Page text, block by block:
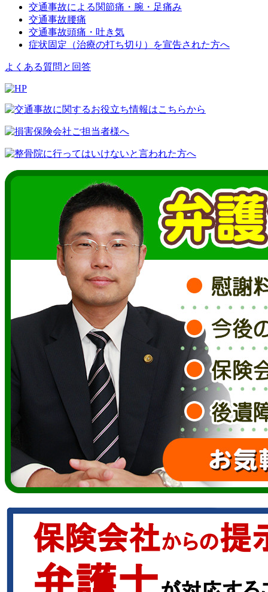
交通事故による関節痛・腕・足痛み
交通事故腰痛
交通事故頭痛・吐き気
症状固定（治療の打ち切り）を宣告された方へ
よくある質問と回答